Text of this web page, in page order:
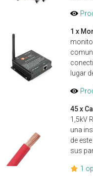
1 x
lugar
45 x
1,5kV
una
de
sus
1